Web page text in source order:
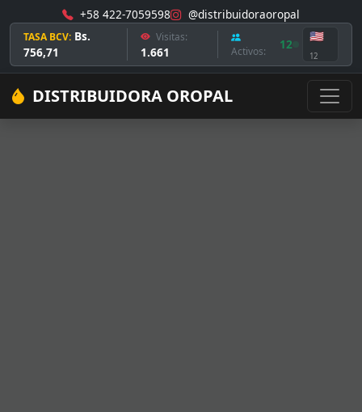
+58 422-7059598 @distribuidoraoropal
TASA BCV: Bs.
756,71
Visitas:
1.661 Activos: 12
🇺🇸
12
DISTRIBUIDORA OROPAL